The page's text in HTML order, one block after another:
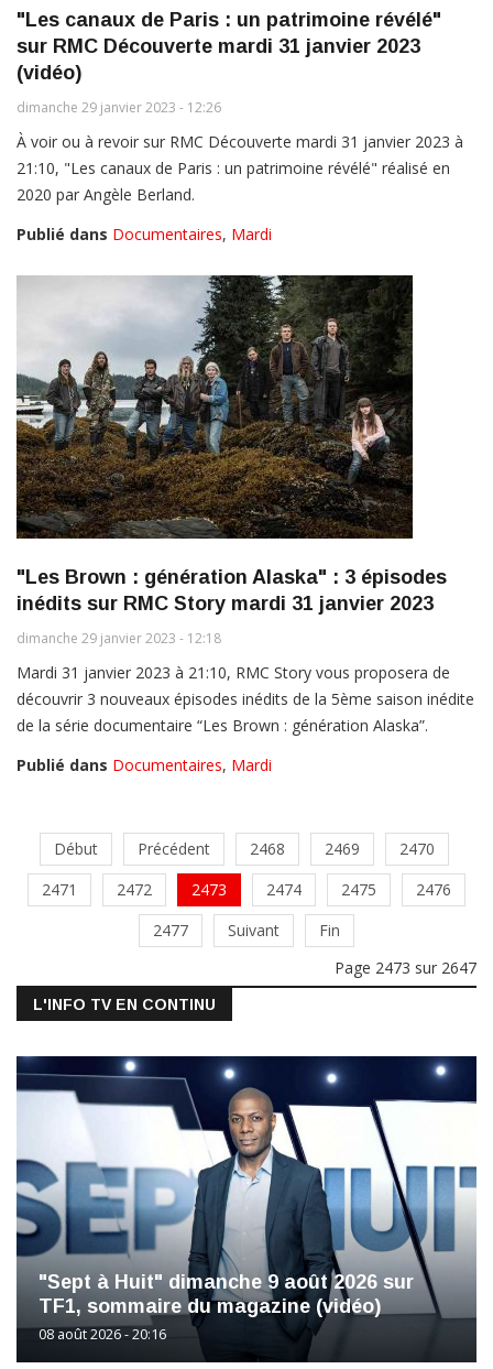
"Les canaux de Paris : un patrimoine révélé"
sur RMC Découverte mardi 31 janvier 2023
(vidéo)
dimanche 29 janvier 2023 - 12:26
À voir ou à revoir sur RMC Découverte mardi 31 janvier 2023 à
21:10, "Les canaux de Paris : un patrimoine révélé" réalisé en
2020 par Angèle Berland.
Publié dans Documentaires, Mardi
"Les Brown : génération Alaska" : 3 épisodes
inédits sur RMC Story mardi 31 janvier 2023
dimanche 29 janvier 2023 - 12:18
Mardi 31 janvier 2023 à 21:10, RMC Story vous proposera de
découvrir 3 nouveaux épisodes inédits de la 5ème saison inédite
de la série documentaire “Les Brown : génération Alaska”.
Publié dans Documentaires, Mardi
Début Précédent 2468 2469
2470
2471
2472 2473 2474 2475
2476
2477
Suivant
Fin
Page 2473 sur 2647
L'INFO TV EN CONTINU
"Sept à Huit" dimanche 9 août 2026 sur
TF1, sommaire du magazine (vidéo)
08 août 2026 - 20:16